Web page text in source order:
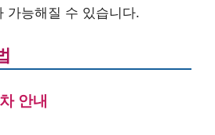
가능해질 수 있습니다.
안내